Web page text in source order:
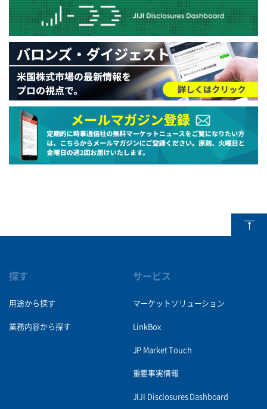
探す
用途から探す
業務内容から探す
サービス
マーケットソリューション
LinkBox
JP Market Touch
重要事実情報
JIJI Disclosures Dashboard